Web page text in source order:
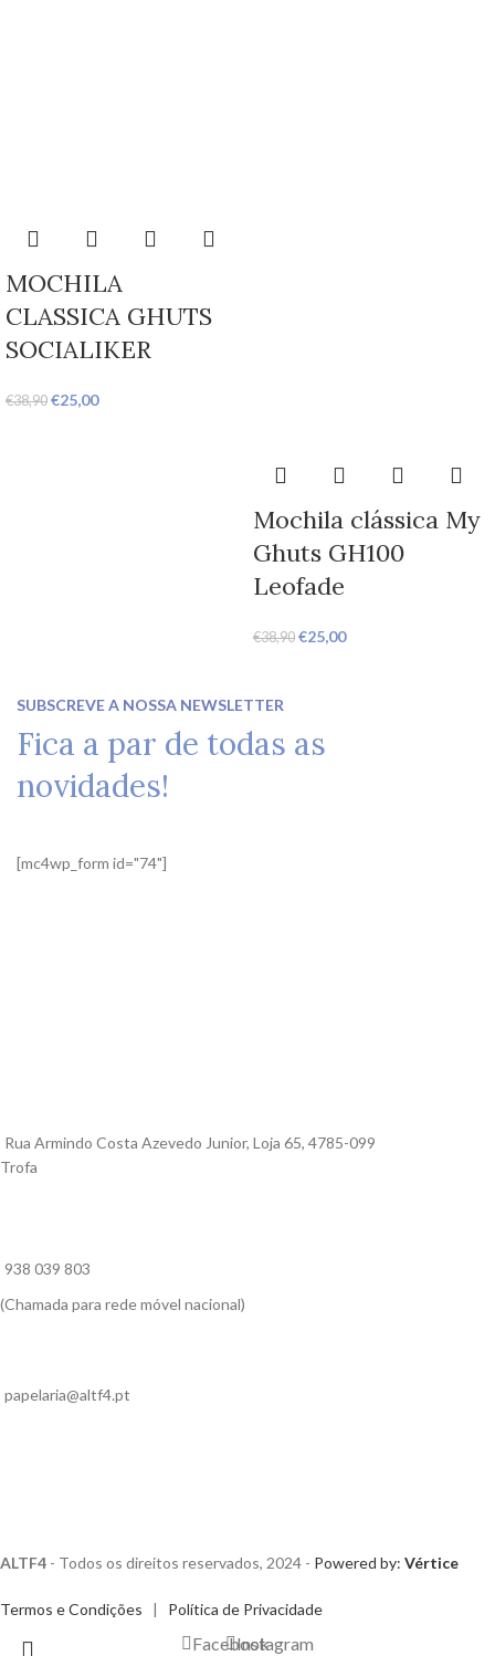
MOCHILA
CLASSICA GHUTS
SOCIALIKER
€38,90 €25,00
Mochila clássica My
Ghuts GH100
Leofade
€38,90 €25,00
SUBSCREVE A NOSSA NEWSLETTER
Fica a par de todas as
novidades!
[mc4wp_form id="74"]
Rua Armindo Costa Azevedo Junior, Loja 65, 4785-099
Trofa
938 039 803
(Chamada para rede móvel nacional)
papelaria@altf4.pt
ALTF4 - Todos os direitos reservados, 2024 - Powered by: Vértice
Termos e Condições | Política de Privacidade
FacebookInstagram